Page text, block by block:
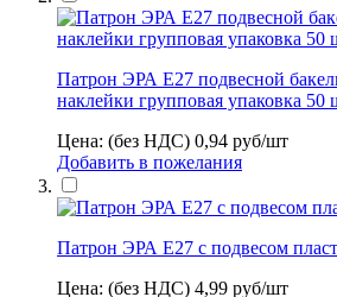
Патрон ЭРА Е27 подвесной
наклейки групповая упаковка 50
Цена: (без НДС) 0,94 руб/шт
Добавить в пожелания
Патрон ЭРА Е27 с подвесом
Цена: (без НДС) 4,99 руб/шт